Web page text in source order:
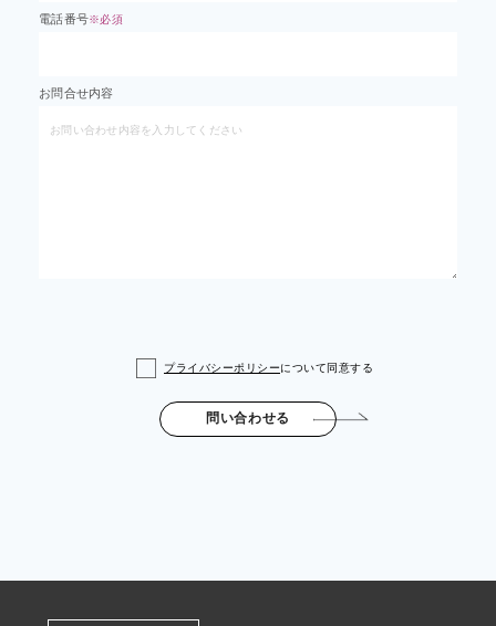
電話番号※必須
お問合せ内容
プライバシーポリシーについて同意する
問い合わせる